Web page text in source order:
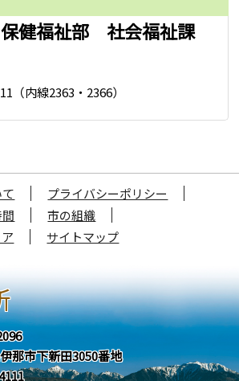
健福祉部 社会福祉課
（内線2363・2366）
プライバシーポリシー
市の組織
サイトマップ
那市下新田3050番地